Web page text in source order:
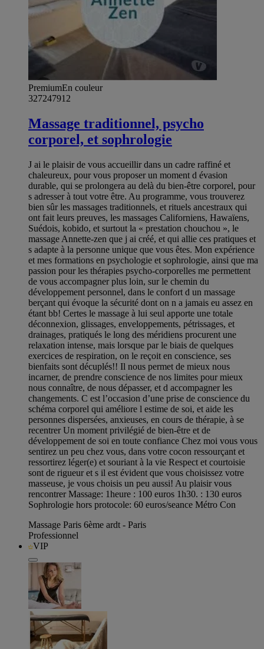
PremiumEn couleur
327247912
Massage traditionnel, psycho
corporel, et sophrologie
J ai le plaisir de vous accueillir dans un cadre raffiné et
chaleureux, pour vous proposer un moment d évasion
durable, qui se prolongera au delà du bien-être corporel, pour
s adresser à tout votre être. Au programme, vous trouverez
bien sûr les massages traditionnels, et rituels ancestraux qui
ont fait leurs preuves, les massages Californiens, Hawaïens,
Suédois, kobido, et surtout la « prestation chouchou », le
massage Annette-zen que j ai créé, et qui allie ces pratiques et
s adapte à la personne unique que vous êtes. Mon expérience
et mes formations en psychologie et sophrologie, ainsi que ma
passion pour les thérapies psycho-corporelles me permettent
de vous accompagner plus loin, sur le chemin du
développement personnel, dans le confort d un massage
berçant qui évoque la sécurité dont on n a jamais eu assez en
étant bb! Certes le massage à lui seul apporte une totale
déconnexion, glissages, enveloppements, pétrissages, et
drainages, pratiqués le long des méridiens procurent une
relaxation intense, mais lorsque par le biais de quelques
exercices de respiration, on le reçoit en conscience, ses
bienfaits sont décuplés!! Il nous permet de mieux nous
incarner, de prendre conscience de nos limites pour mieux
nous connaître, de nous dépasser, et d accompagner les
changements. C est l’occasion d’une prise de conscience du
schéma corporel qui améliore l estime de soi, et aide les
personnes dispersées, anxieuses, en cours de thérapie, à se
recentrer Un moment privilégié de bien-être et de
développement de soi en toute confiance Chez moi vous vous
sentirez un peu chez vous, dans votre cocon ressourçant et
ressortirez léger(e) et souriant à la vie Respect et courtoisie
sont de rigueur et s il est évident que vous choisissez votre
masseuse, je vous choisis un peu aussi! Au plaisir vous
rencontrer Massage: 1heure : 100 euros 1h30. : 130 euros
Sophrologie hors protocole: 60 euros/seance Métro Con
Massage Paris 6ème ardt - Paris
Professionnel
VIP